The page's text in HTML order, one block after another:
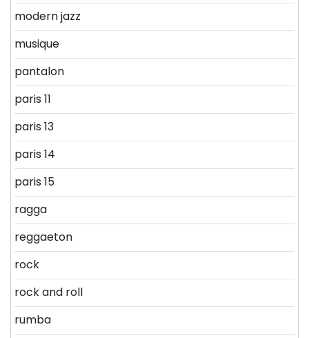
modern jazz
musique
pantalon
paris 11
paris 13
paris 14
paris 15
ragga
reggaeton
rock
rock and roll
rumba